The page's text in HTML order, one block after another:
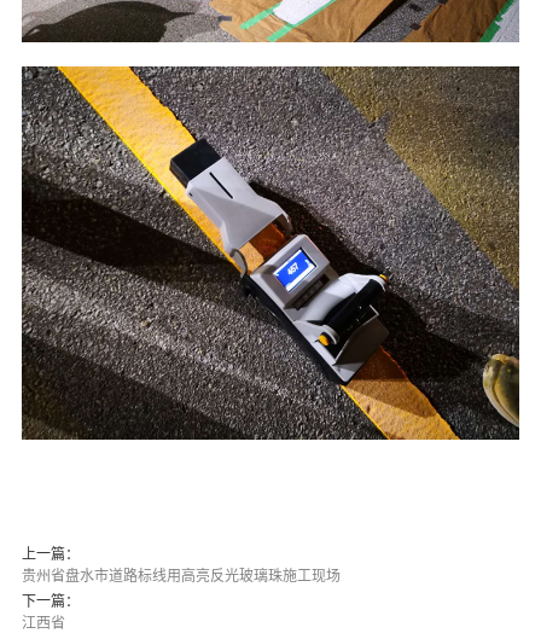
上一篇：
贵州省盘水市道路标线用高亮反光玻璃珠施工现场
下一篇：
江西省